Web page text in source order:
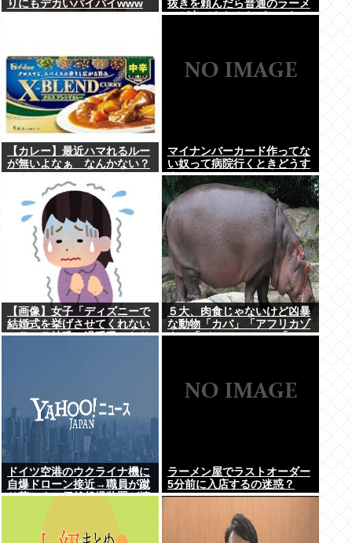
りにもデカいパイパイwww
抜きを頼んだら普通のラーメ
ンが出てきたんだが、これっ
【カレー】最近ハマれるルー
が無いよなぁ なんかない？
マイナンバーカード作ってな
い奴って病院行くときどうす
んの
【画像】女子「ディズニーで
結婚式を挙げさせてくれない
モラハラ彼氏。過呼吸になり
５大、肉食じゃないけど凶暴
な動物「カバ」「アフリカゾ
ウ」「バッファロー」「コー
ドイツ空港のウクライナ機に
自爆ドローン接近→職員が蹴
り落とす→偶然起爆装置が壊
ラーメン屋でラストオーダー
5分前に入店するの迷惑？